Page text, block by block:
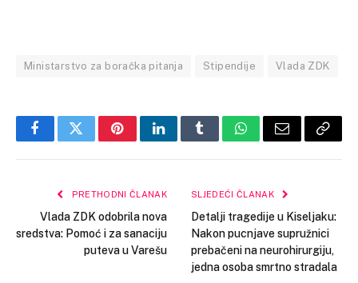
Ministarstvo za boračka pitanja Stipendije Vlada ZDK
FacebookTwitterPinterestLinkedInTumblrWhatsApp
Email Copy
PRETHODNI ČLANAK
Vlada ZDK odobrila nova
sredstva: Pomoć i za sanaciju
puteva u Varešu
SLJEDEĆI ČLANAK
Detalji tragedije u Kiseljaku:
Nakon pucnjave supružnici
prebačeni na neurohirurgiju,
jedna osoba smrtno stradala